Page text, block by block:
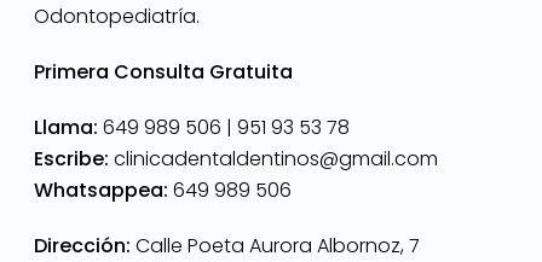
Odontopediatría.
Primera Consulta Gratuita
Llama: 649 989 506 | 951 93 53 78
Escribe: clinicadentaldentinos@gmail.com
Whatsappea: 649 989 506
Dirección: Calle Poeta Aurora Albornoz, 7